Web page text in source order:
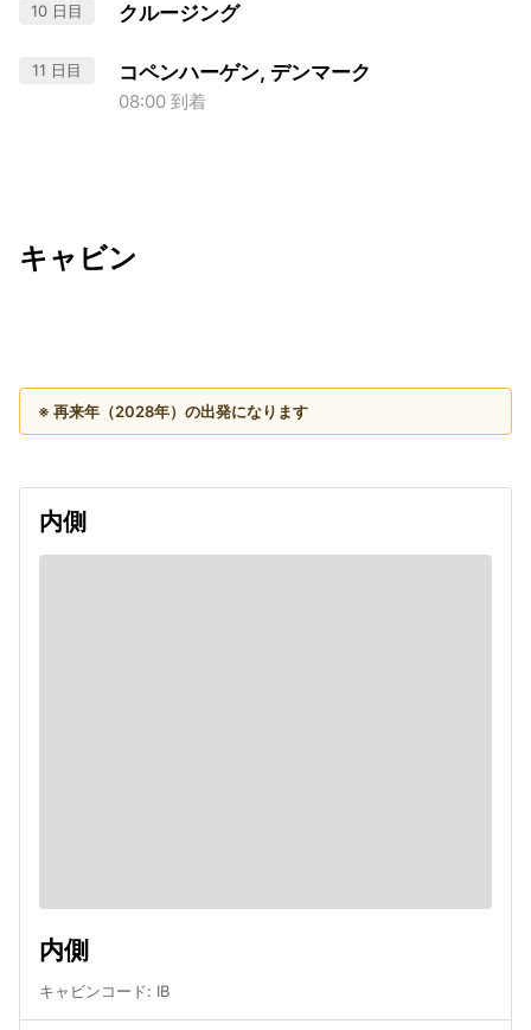
10 日目 クルージング
11 日目 コペンハーゲン, デンマーク
08:00 到着
キャビン
※ 再来年（2028年）の出発になります
内側
内側
キャビンコード: IB